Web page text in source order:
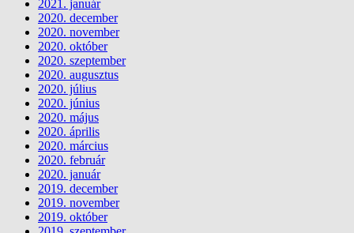
2021. január
2020. december
2020. november
2020. október
2020. szeptember
2020. augusztus
2020. július
2020. június
2020. május
2020. április
2020. március
2020. február
2020. január
2019. december
2019. november
2019. október